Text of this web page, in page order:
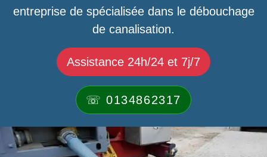
entreprise de spécialisée dans le débouchage
de canalisation.
Assistance 24h/24 et 7j/7
☏ 0134862317